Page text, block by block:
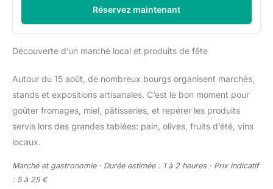
Réservez maintenant
Découverte d’un marché local et produits de fête
Autour du 15 août, de nombreux bourgs organisent marchés,
stands et expositions artisanales. C’est le bon moment pour
goûter fromages, miel, pâtisseries, et repérer les produits
servis lors des grandes tablées: pain, olives, fruits d’été, vins
locaux.
Marché et gastronomie · Durée estimée : 1 à 2 heures · Prix indicatif
: 5 à 25 €